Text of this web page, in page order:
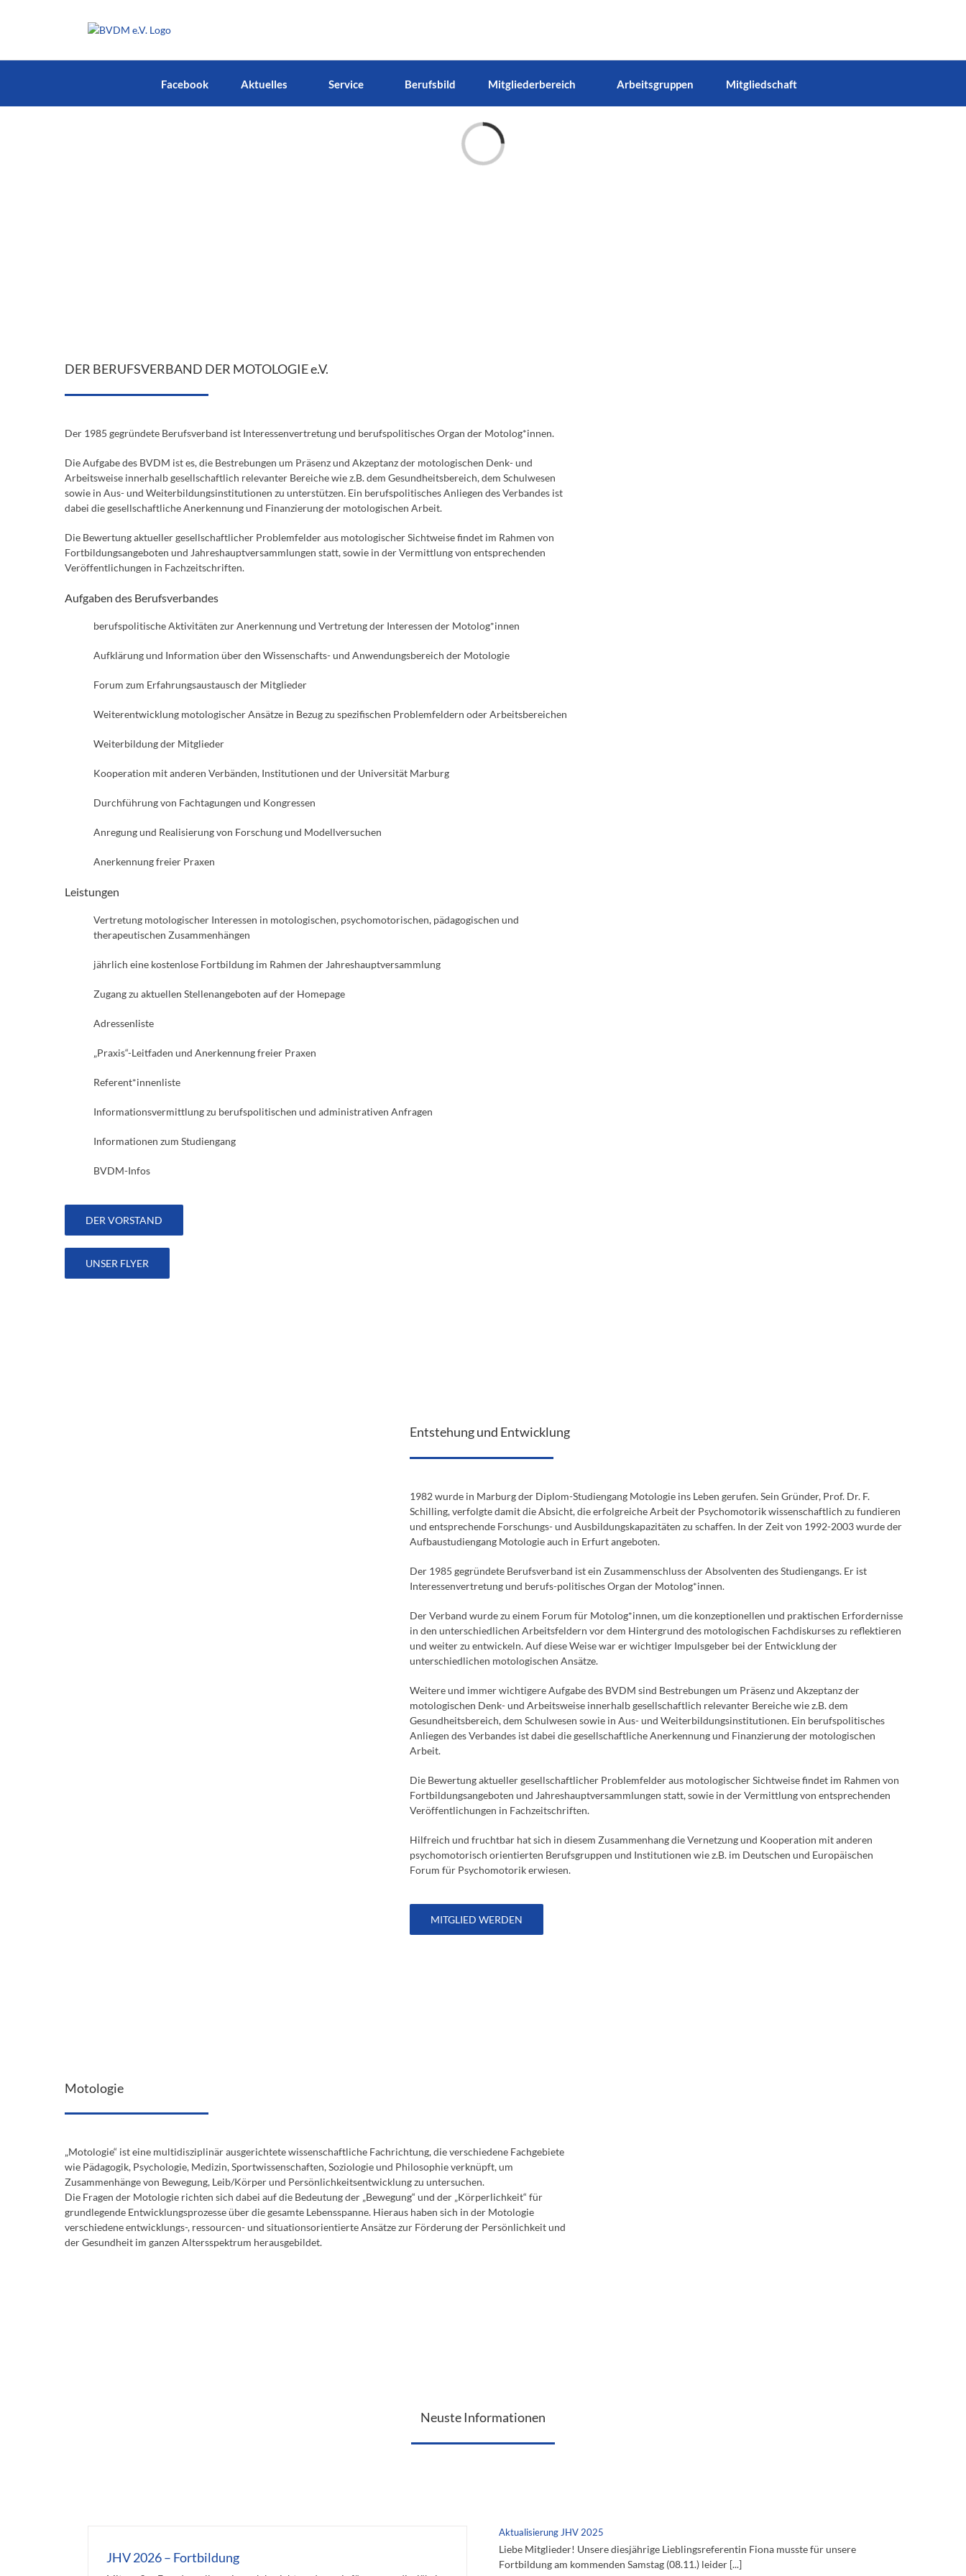
Facebook Aktuelles Service Berufsbild Mitgliederbereich Arbeitsgruppen Mitgliedschaft
Laden...
DER BERUFSVERBAND DER MOTOLOGIE e.V.
Der 1985 gegründete Berufsverband ist Interessenvertretung und berufspolitisches Organ der Motolog*innen.
Die Aufgabe des BVDM ist es, die Bestrebungen um Präsenz und Akzeptanz der motologischen Denk- und
Arbeitsweise innerhalb gesellschaftlich relevanter Bereiche wie z.B. dem Gesundheitsbereich, dem Schulwesen
sowie in Aus- und Weiterbildungsinstitutionen zu unterstützen. Ein berufspolitisches Anliegen des Verbandes ist
dabei die gesellschaftliche Anerkennung und Finanzierung der motologischen Arbeit.
Die Bewertung aktueller gesellschaftlicher Problemfelder aus motologischer Sichtweise findet im Rahmen von
Fortbildungsangeboten und Jahreshauptversammlungen statt, sowie in der Vermittlung von entsprechenden
Veröffentlichungen in Fachzeitschriften.
Aufgaben des Berufsverbandes
berufspolitische Aktivitäten zur Anerkennung und Vertretung der Interessen der Motolog*innen
Aufklärung und Information über den Wissenschafts- und Anwendungsbereich der Motologie
Forum zum Erfahrungsaustausch der Mitglieder
Weiterentwicklung motologischer Ansätze in Bezug zu spezifischen Problemfeldern oder Arbeitsbereichen
Weiterbildung der Mitglieder
Kooperation mit anderen Verbänden, Institutionen und der Universität Marburg
Durchführung von Fachtagungen und Kongressen
Anregung und Realisierung von Forschung und Modellversuchen
Anerkennung freier Praxen
Leistungen
Vertretung motologischer Interessen in motologischen, psychomotorischen, pädagogischen und
therapeutischen Zusammenhängen
jährlich eine kostenlose Fortbildung im Rahmen der Jahreshauptversammlung
Zugang zu aktuellen Stellenangeboten auf der Homepage
Adressenliste
„Praxis“-Leitfaden und Anerkennung freier Praxen
Referent*innenliste
Informationsvermittlung zu berufspolitischen und administrativen Anfragen
Informationen zum Studiengang
BVDM-Infos
DER VORSTAND
UNSER FLYER
Entstehung und Entwicklung
1982 wurde in Marburg der Diplom-Studiengang Motologie ins Leben gerufen. Sein Gründer, Prof. Dr. F.
Schilling, verfolgte damit die Absicht, die erfolgreiche Arbeit der Psychomotorik wissenschaftlich zu fundieren
und entsprechende Forschungs- und Ausbildungskapazitäten zu schaffen. In der Zeit von 1992-2003 wurde der
Aufbaustudiengang Motologie auch in Erfurt angeboten.
Der 1985 gegründete Berufsverband ist ein Zusammenschluss der Absolventen des Studiengangs. Er ist
Interessenvertretung und berufs-politisches Organ der Motolog*innen.
Der Verband wurde zu einem Forum für Motolog*innen, um die konzeptionellen und praktischen Erfordernisse
in den unterschiedlichen Arbeitsfeldern vor dem Hintergrund des motologischen Fachdiskurses zu reflektieren
und weiter zu entwickeln. Auf diese Weise war er wichtiger Impulsgeber bei der Entwicklung der
unterschiedlichen motologischen Ansätze.
Weitere und immer wichtigere Aufgabe des BVDM sind Bestrebungen um Präsenz und Akzeptanz der
motologischen Denk- und Arbeitsweise innerhalb gesellschaftlich relevanter Bereiche wie z.B. dem
Gesundheitsbereich, dem Schulwesen sowie in Aus- und Weiterbildungsinstitutionen. Ein berufspolitisches
Anliegen des Verbandes ist dabei die gesellschaftliche Anerkennung und Finanzierung der motologischen
Arbeit.
Die Bewertung aktueller gesellschaftlicher Problemfelder aus motologischer Sichtweise findet im Rahmen von
Fortbildungsangeboten und Jahreshauptversammlungen statt, sowie in der Vermittlung von entsprechenden
Veröffentlichungen in Fachzeitschriften.
Hilfreich und fruchtbar hat sich in diesem Zusammenhang die Vernetzung und Kooperation mit anderen
psychomotorisch orientierten Berufsgruppen und Institutionen wie z.B. im Deutschen und Europäischen
Forum für Psychomotorik erwiesen.
MITGLIED WERDEN
Motologie
„Motologie“ ist eine multidisziplinär ausgerichtete wissenschaftliche Fachrichtung, die verschiedene Fachgebiete
wie Pädagogik, Psychologie, Medizin, Sportwissenschaften, Soziologie und Philosophie verknüpft, um
Zusammenhänge von Bewegung, Leib/Körper und Persönlichkeitsentwicklung zu untersuchen.
Die Fragen der Motologie richten sich dabei auf die Bedeutung der „Bewegung“ und der „Körperlichkeit“ für
grundlegende Entwicklungsprozesse über die gesamte Lebensspanne. Hieraus haben sich in der Motologie
verschiedene entwicklungs-, ressourcen- und situationsorientierte Ansätze zur Förderung der Persönlichkeit und
der Gesundheit im ganzen Altersspektrum herausgebildet.
Neuste Informationen
JHV 2026 – Fortbildung
Aktualisierung JHV 2025
Liebe Mitglieder! Unsere diesjährige Lieblingsreferentin Fiona musste für unsere
Fortbildung am kommenden Samstag (08.11.) leider [...]